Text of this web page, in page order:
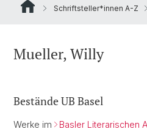
Schriftsteller*innen A-Z
Mueller, Willy
Bestände UB Basel
Werke im Basler Literarischen